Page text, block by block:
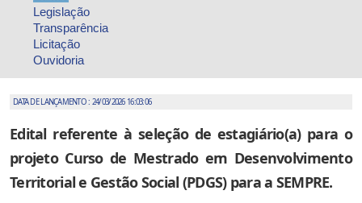
Legislação
Transparência
Licitação
Ouvidoria
DATA DE LANÇAMENTO : 24/03/2026 16:03:06
Edital referente à seleção de estagiário(a) para o
projeto Curso de Mestrado em Desenvolvimento
Territorial e Gestão Social (PDGS) para a SEMPRE.